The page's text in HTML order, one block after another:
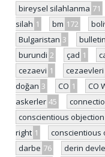
bireysel silahlanma 71
silah 1 bm 172
Bulgaristan 3 bulletin
burundi 2 çad 1
cezaevi 1 cezaevleri
doğan 3 CO 1 CO
askerler 45
conscientious
right 1 conscientious
darbe 76 derin